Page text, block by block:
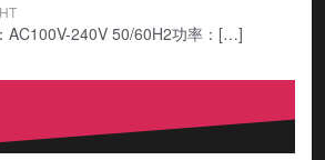
AC100V-240V 50/60H2功率：[…]